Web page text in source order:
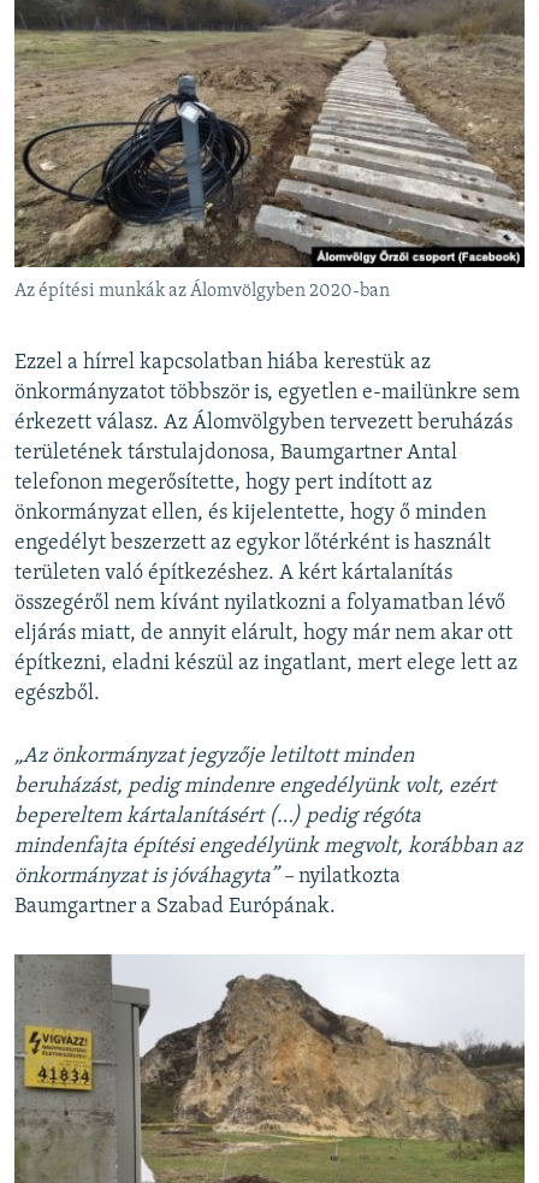
Az építési munkák az Álomvölgyben 2020-ban
Ezzel a hírrel kapcsolatban hiába kerestük az
önkormányzatot többször is, egyetlen e-mailünkre sem
érkezett válasz. Az Álomvölgyben tervezett beruházás
területének társtulajdonosa, Baumgartner Antal
telefonon megerősítette, hogy pert indított az
önkormányzat ellen, és kijelentette, hogy ő minden
engedélyt beszerzett az egykor lőtérként is használt
területen való építkezéshez. A kért kártalanítás
összegéről nem kívánt nyilatkozni a folyamatban lévő
eljárás miatt, de annyit elárult, hogy már nem akar ott
építkezni, eladni készül az ingatlant, mert elege lett az
egészből.
„Az önkormányzat jegyzője letiltott minden
beruházást, pedig mindenre engedélyünk volt, ezért
bepereltem kártalanításért (…) pedig régóta
mindenfajta építési engedélyünk megvolt, korábban az
önkormányzat is jóváhagyta” – nyilatkozta
Baumgartner a Szabad Európának.